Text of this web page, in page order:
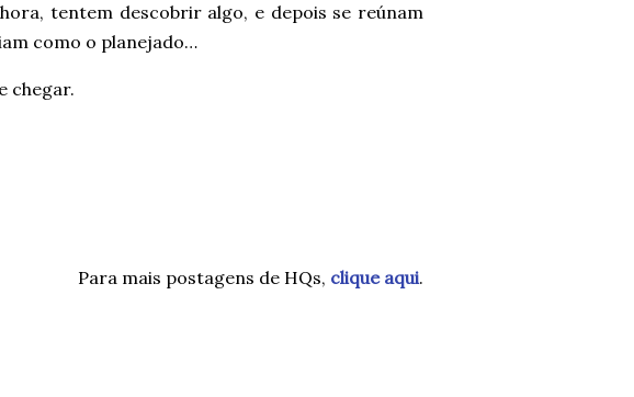
tentem descobrir algo, e depois se reúnam
como o planejado…
chegar.
Para mais postagens de HQs, clique aqui.